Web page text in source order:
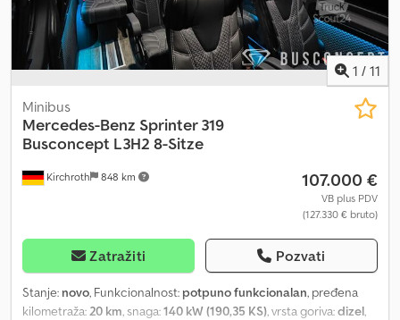
Credpfoy Tk U Eex Agrof Stanje Broj ključeva: 2 (1 daljinski
upravljač) Bezbednost proizvoda Proizvođač: Dani Autobedrijven
B.V. Ootmarsumseweg 110 7665SE ALBERGEN, NL
1 / 11
Kirchroth 848 km
Minibus
Mercedes-Benz Sprinter 319
Busconcept L3H2 8-Sitze
107.000 €
VB plus PDV
(127.330 € bruto)
Zatražiti Pozvati
Stanje: novo, Funkcionalnost: potpuno funkcionalan, pređena
kilometraža: 20 km , snaga:140 kW (190,35 KS) , vrsta goriva:dizel